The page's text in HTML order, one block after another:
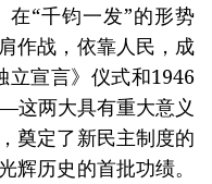
在“千钧一发”的形势
作战，依靠人民，成
立宣言》仪式和1946
这两大具有重大意义
奠定了新民主制度的
辉历史的首批功绩。